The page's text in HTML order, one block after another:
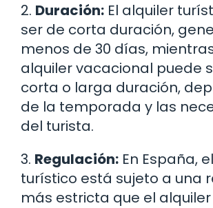
2. Duración: El alquiler
ser de corta duración,
menos de 30 días,
alquiler vacacional puede
corta o larga duración,
de la temporada y las
del turista.
3. Regulación: En España,
turístico está sujeto a una
más estricta que el alquiler